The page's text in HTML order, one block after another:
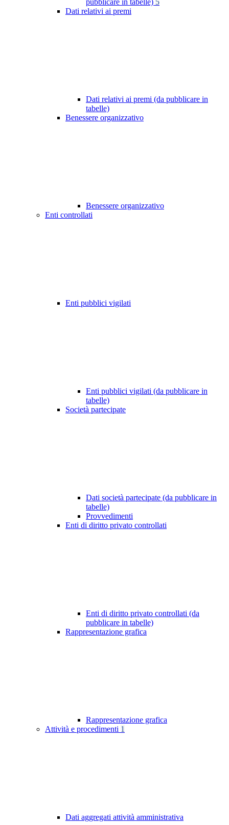
pubblicare in tabelle) 5
Dati relativi ai premi
Dati relativi ai premi (da pubblicare in
tabelle)
Benessere organizzativo
Benessere organizzativo
Enti controllati
Enti pubblici vigilati
Enti pubblici vigilati (da pubblicare in
tabelle)
Società partecipate
Dati società partecipate (da pubblicare in
tabelle)
Provvedimenti
Enti di diritto privato controllati
Enti di diritto privato controllati (da
pubblicare in tabelle)
Rappresentazione grafica
Rappresentazione grafica
Attività e procedimenti 1
Dati aggregati attività amministrativa